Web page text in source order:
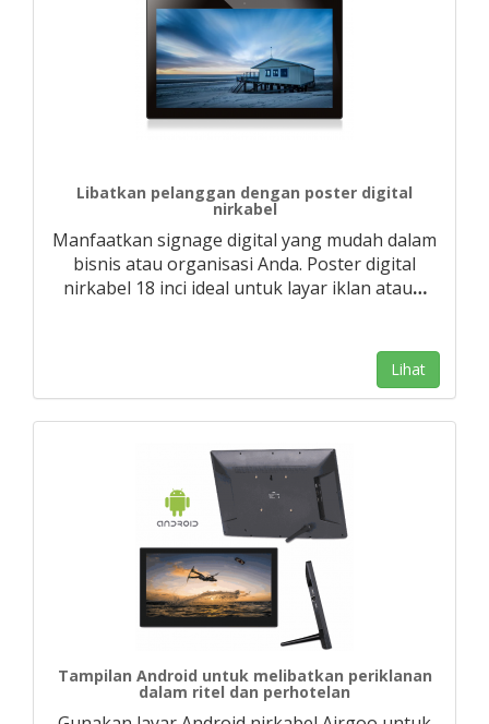
Libatkan pelanggan dengan poster digital
nirkabel
Manfaatkan signage digital yang mudah dalam
bisnis atau organisasi Anda. Poster digital
nirkabel 18 inci ideal untuk layar iklan atau…
Lihat
Tampilan Android untuk melibatkan periklanan
dalam ritel dan perhotelan